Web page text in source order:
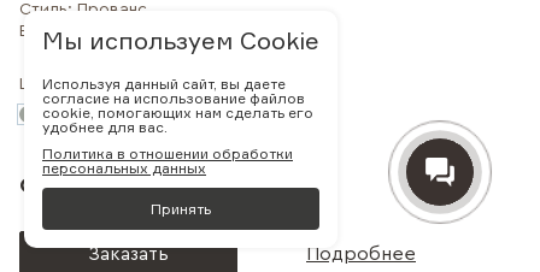
Стиль: Прованс
Внешний вид:
Цвет:
от 78 120 руб.
Заказать Подробнее
Мы используем Cookie
Используя данный сайт, вы даете
согласие на использование файлов
cookie, помогающих нам сделать его
удобнее для вас.
Политика в отношении обработки
персональных данных
Принять